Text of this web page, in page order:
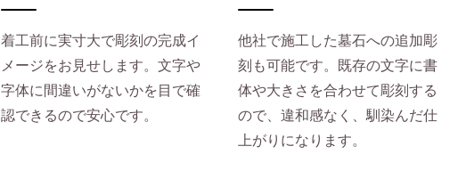
着工前に実寸大で彫刻の完成イ
メージをお見せします。文字や
字体に間違いがないかを目で確
認できるので安心です。
他社で施工した墓石への追加彫
刻も可能です。既存の文字に書
体や大きさを合わせて彫刻する
ので、違和感なく、馴染んだ仕
上がりになります。